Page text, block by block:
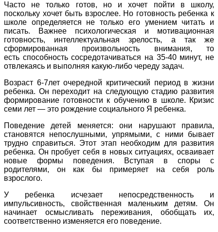
Часто не только готов, но и хочет пойти в школу,
поскольку хочет быть взрослее. Но готовность ребенка к
школе определяется не только его умением читать и
писать. Важнее психологическая и мотивационная
готовность, интеллектуальная зрелость, а так же
сформированная произвольность внимания, то
есть способность сосредотачиваться на 35-40 минут, не
отвлекаясь и выполняя какую-либо череду задач.
Возраст 6-7лет очередной критический период в жизни
ребенка. Он переходит на следующую стадию развития
формирование готовности к обучению в школе. Кризис
семи лет — это рождение социального Я ребенка.
Поведение детей меняется: они нарушают правила,
становятся непослушными, упрямыми, с ними бывает
трудно справиться. Этот этап необходим для развития
ребенка. Он пробует себя в новых ситуациях, осваивает
новые формы поведения. Вступая в споры с
родителями, он как бы примеряет на себя роль
взрослого.
У ребенка исчезает непосредственность и
импульсивность, свойственная маленьким детям. Он
начинает осмысливать переживания, обобщать их,
соответственно изменяется его поведение.